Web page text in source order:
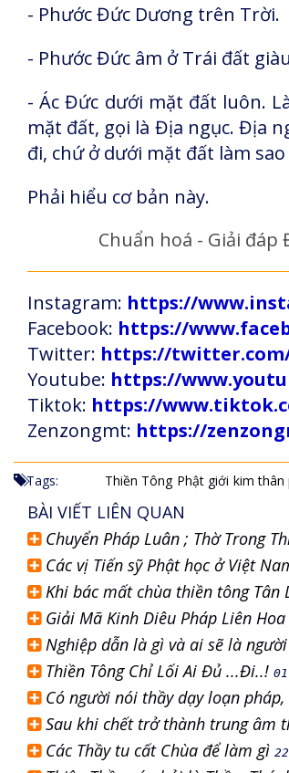
- Phước Đức Dương trên Trời.
- Phước Đức âm ở Trái đất
- Ác Đức dưới mặt đất luôn.
mặt đất, gọi là Địa ngục. Địa
đi, chứ ở dưới mặt đất làm
Phải hiểu cơ bản này.
Chuẩn hoá - Giải đáp
Instagram: https://
Facebook: https://
Twitter: https://twitter.com/
Youtube: https://
Tiktok: https://
Zenzongmt: https://
Tags: Thiền Tông Phật giới kim thân
BÀI VIẾT LIÊN QUAN
Chuyển Pháp Luân ; Thờ Trong
Các vị Tiến sỹ Phật học ở Việt
Khi bác mất chùa thiền tông
Giải Mã Kinh Diêu Pháp Liên Hoa
Nghiệp dẫn là gì và ai sẽ là
Thiền Tông Chỉ Lối Ai Đủ ...Đi..!
Có người nói thầy dạy loạn
Sau khi chết trở thành trung âm
Các Thầy tu cất Chùa để làm gì